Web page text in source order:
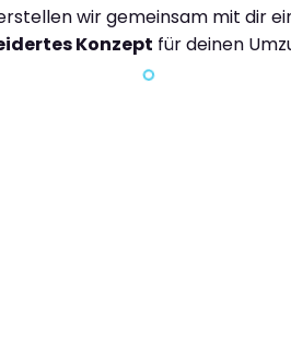
wir gemeinsam mit dir
Konzept für deinen